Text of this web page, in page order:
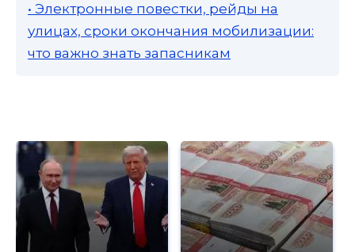
• Электронные повестки, рейды на
улицах, сроки окончания мобилизации:
что важно знать запасникам